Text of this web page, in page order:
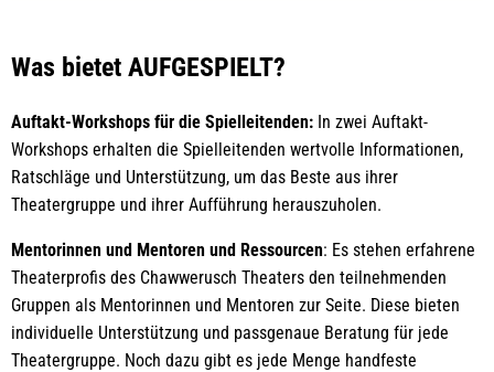
Was bietet AUFGESPIELT?
Auftakt-Workshops für die Spielleitenden: In zwei Auftakt-
Workshops erhalten die Spielleitenden wertvolle Informationen,
Ratschläge und Unterstützung, um das Beste aus ihrer
Theatergruppe und ihrer Aufführung herauszuholen.
Mentorinnen und Mentoren und Ressourcen: Es stehen erfahrene
Theaterprofis des Chawwerusch Theaters den teilnehmenden
Gruppen als Mentorinnen und Mentoren zur Seite. Diese bieten
individuelle Unterstützung und passgenaue Beratung für jede
Theatergruppe. Noch dazu gibt es jede Menge handfeste